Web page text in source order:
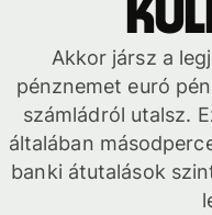
Akkor jársz a
pénznemet euró
számládról utalsz.
általában
banki átutalások